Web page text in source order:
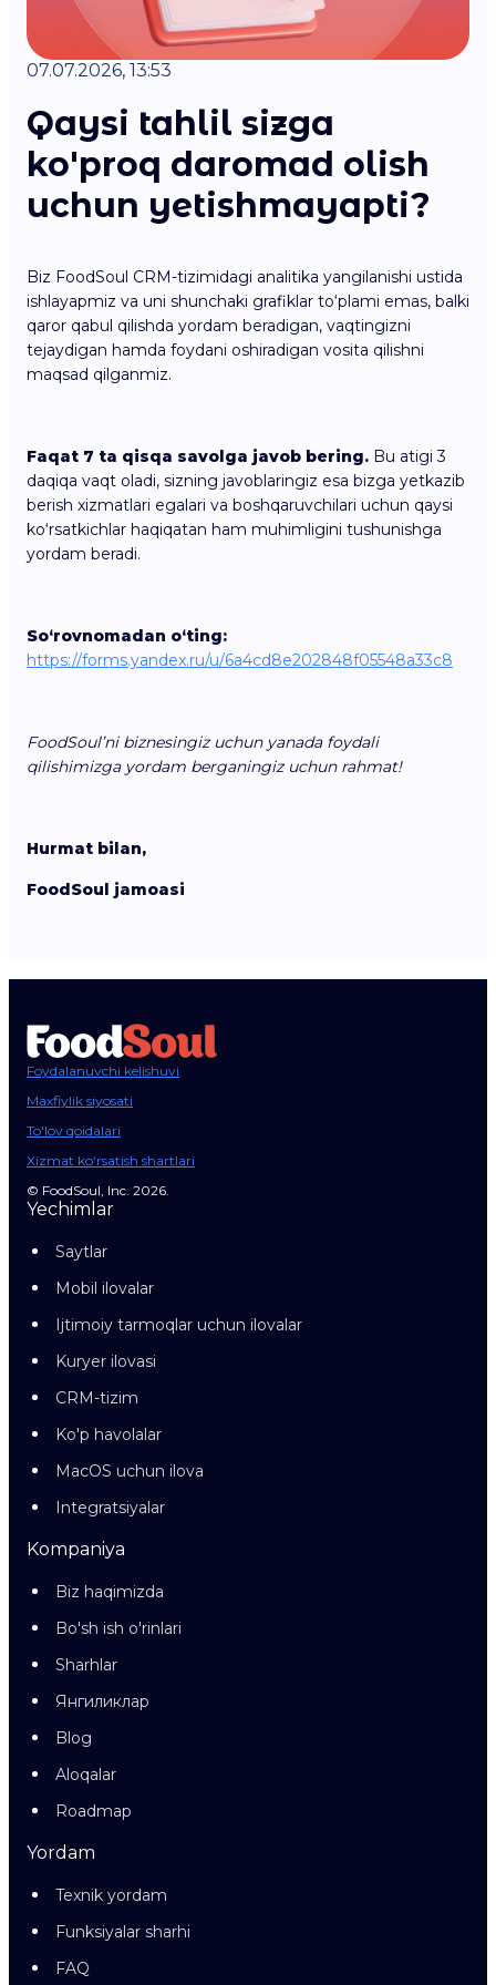
07.07.2026, 13:53
Qaysi tahlil sizga
ko'proq daromad olish
uchun yetishmayapti?
Biz FoodSoul CRM-tizimidagi analitika yangilanishi ustida
ishlayapmiz va uni shunchaki grafiklar to‘plami emas, balki
qaror qabul qilishda yordam beradigan, vaqtingizni
tejaydigan hamda foydani oshiradigan vosita qilishni
maqsad qilganmiz.
Faqat 7 ta qisqa savolga javob bering. Bu atigi 3
daqiqa vaqt oladi, sizning javoblaringiz esa bizga yetkazib
berish xizmatlari egalari va boshqaruvchilari uchun qaysi
ko‘rsatkichlar haqiqatan ham muhimligini tushunishga
yordam beradi.
So‘rovnomadan o‘ting:
https://forms.yandex.ru/u/6a4cd8e202848f05548a33c8
FoodSoul’ni biznesingiz uchun yanada foydali
qilishimizga yordam berganingiz uchun rahmat!
Hurmat bilan,
FoodSoul jamoasi
Foydalanuvchi kelishuvi
Maxfiylik siyosati
To'lov qoidalari
Xizmat ko‘rsatish shartlari
© FoodSoul, Inc. 2026.
Yechimlar
Saytlar
Mobil ilovalar
Ijtimoiy tarmoqlar uchun ilovalar
Kuryer ilovasi
CRM-tizim
Ko'p havolalar
MacOS uchun ilova
Integratsiyalar
Kompaniya
Biz haqimizda
Bo'sh ish o'rinlari
Sharhlar
Янгиликлар
Blog
Aloqalar
Roadmap
Yordam
Texnik yordam
Funksiyalar sharhi
FAQ